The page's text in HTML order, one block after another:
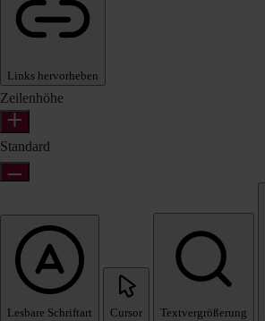
Links hervorheben
Zeilenhöhe
Standard
Lesbare Schriftart Cursor Textvergrößerung